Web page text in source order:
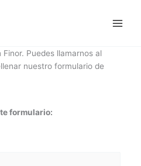
Puedes llamarnos al
nuestro formulario de
formulario: